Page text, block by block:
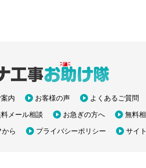
内 お客様の声 よくあるご質問
メール相談 お急ぎの方へ 無料
ら プライバシーポリシー サイ